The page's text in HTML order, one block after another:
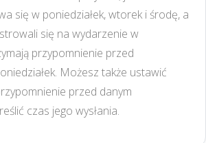
się w poniedziałek, wtorek i środę, a
się na wydarzenie w
przypomnienie przed
Możesz także ustawić
przed danym
czas jego wysłania.